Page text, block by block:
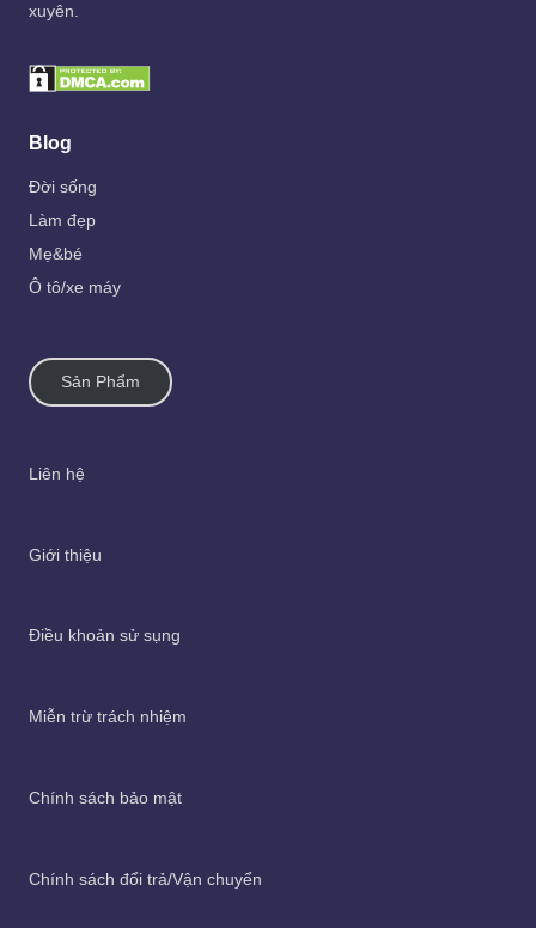
xuyên.
Blog
Đời sống
Làm đẹp
Mẹ&bé
Ô tô/xe máy
Sản Phẩm
Liên hệ
Giới thiệu
Điều khoản sử sụng
Miễn trừ trách nhiệm
Chính sách bảo mật
Chính sách đổi trả/Vận chuyển